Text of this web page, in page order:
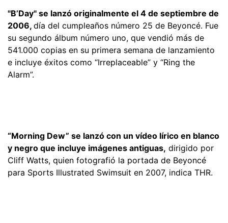
"B’Day" se lanzó originalmente el 4 de septiembre de
2006, día del cumpleaños número 25 de Beyoncé. Fue
su segundo álbum número uno, que vendió más de
541.000 copias en su primera semana de lanzamiento
e incluye éxitos como “Irreplaceable” y “Ring the
Alarm”.
“Morning Dew” se lanzó con un vídeo lírico en blanco
y negro que incluye imágenes antiguas, dirigido por
Cliff Watts, quien fotografió la portada de Beyoncé
para Sports Illustrated Swimsuit en 2007, indica THR.